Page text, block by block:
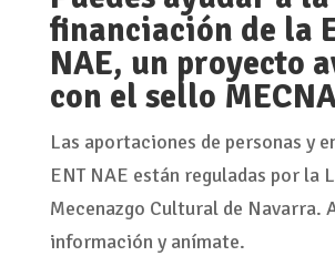
financiación de la
NAE, un proyecto
con el sello
Las aportaciones de personas y
ENT NAE están reguladas por la
Mecenazgo Cultural de Navarra.
información y anímate.